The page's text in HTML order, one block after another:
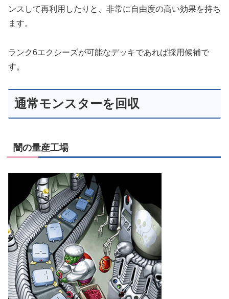
ンスして再利用したりと、非常に自由度の高い効果を持ち
ます。
ランク6エクシーズが可能なデッキであれば採用候補で
す。
通常モンスターを回収
闇の量産工場